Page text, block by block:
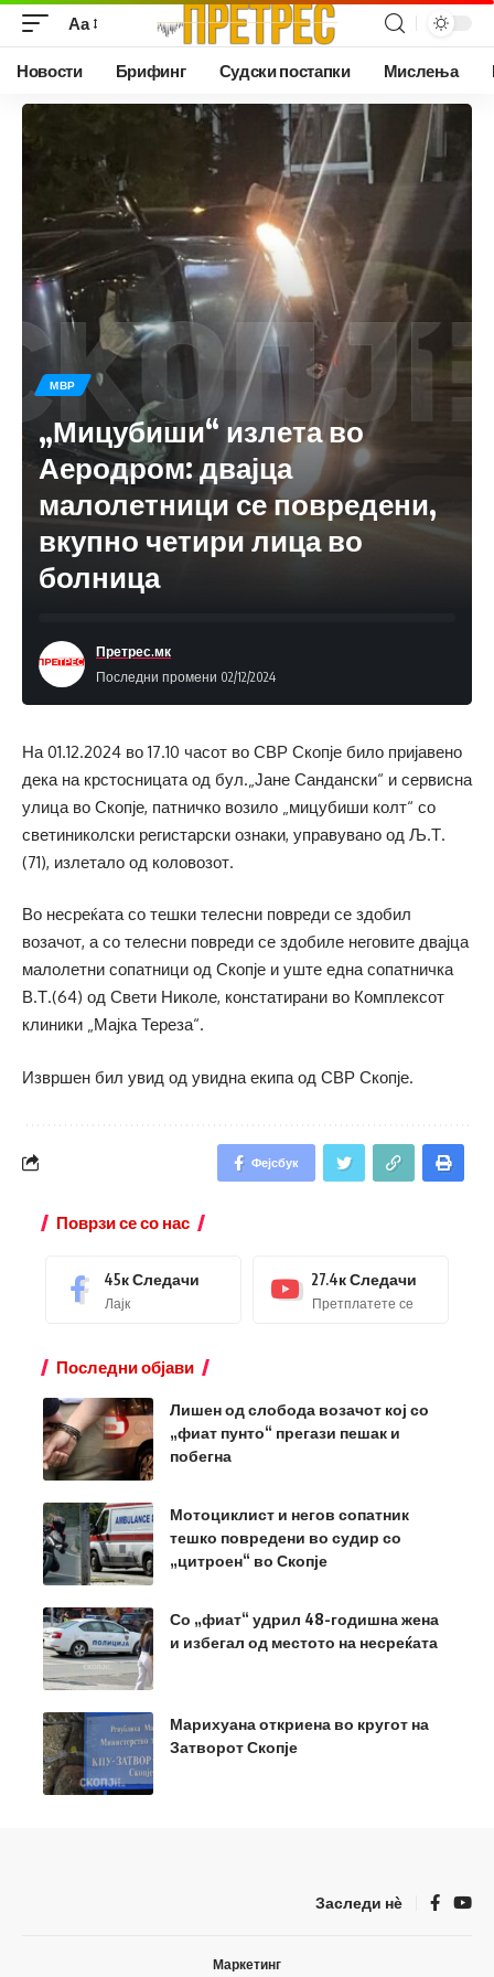
Аа
Новости Брифинг Судски постапки Мислења
МВР
„Мицубиши“ излета во
Аеродром: двајца
малолетници се повредени,
вкупно четири лица во
болница
Последни промени 02/12/2024
Претрес.мк
На 01.12.2024 во 17.10 часот во СВР Скопје било пријавено
дека на крстосницата од бул.„Јане Сандански“ и сервисна
улица во Скопје, патничко возило „мицубиши колт“ со
светиниколски регистарски ознаки, управувано од Љ.Т.
(71), излетало од коловозот.
Во несреќата со тешки телесни повреди се здобил
возачот, а со телесни повреди се здобиле неговите двајца
малолетни сопатници од Скопје и уште една сопатничка
В.Т.(64) од Свети Николе, констатирани во Комплексот
клиники „Мајка Тереза“.
Извршен бил увид од увидна екипа од СВР Скопје.
Фејсбук
Поврзи се со нас
45кСледачи
Лајк
27.4кСледачи
Претплатете се
Последни објави
Лишен од слобода возачот кој со
„фиат пунто“ прегази пешак и
побегна
Мотоциклист и негов сопатник
тешко повредени во судир со
„цитроен“ во Скопје
Со „фиат“ удрил 48-годишна жена
и избегал од местото на несреќата
Марихуана откриена во кругот на
Затворот Скопје
Заследи нѐ
Маркетинг